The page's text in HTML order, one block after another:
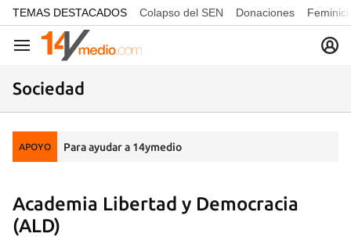
common.go-to-content
TEMAS DESTACADOS Colapso del SEN Donaciones
Navegación
Sociedad
APOYO Para ayudar a 14ymedio
Academia Libertad y Democracia
(ALD)